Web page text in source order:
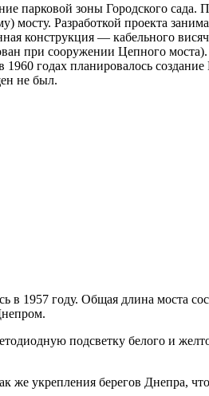
парковой зоны Городского сада.
Разработкой проекта
конструкция — кабельного
при сооружении Цепного
годах планировалось
не был.
в 1957 году. Общая длина моста
подсветку белого и
же укрепления берегов Днепра,